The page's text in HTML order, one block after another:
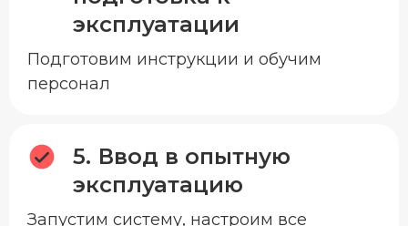
эксплуатации
Подготовим инструкции и обучим
персонал
Ввод в опытную
эксплуатацию
Запустим систему, настроим все